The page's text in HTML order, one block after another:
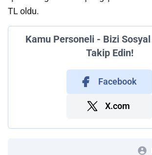
TL oldu.
Kamu Personeli - Bizi
Takip Edin!
Facebook
X.com